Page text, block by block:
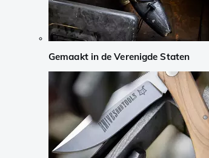
Gemaakt in de Verenigde Staten